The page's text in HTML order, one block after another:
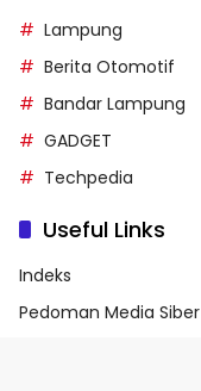
Lampung
Berita Otomotif
Bandar Lampung
GADGET
Techpedia
Useful Links
Indeks
Pedoman Media Siber